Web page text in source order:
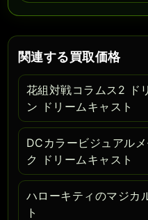
関連する買取価格
花組対戦コラムス2 ド
ン ドリームキャスト
DCカラービジュアル
ク ドリームキャスト
ハローキティのマジカ
ト